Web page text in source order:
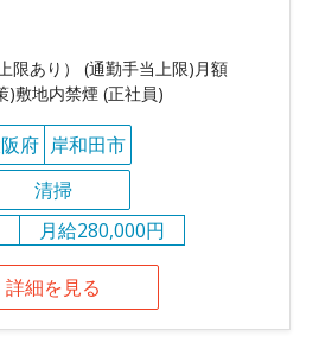
限あり） (通勤手当上限)月額
)敷地内禁煙 (正社員)
府 岸和田市
清掃
月給280,000円
詳細を見る